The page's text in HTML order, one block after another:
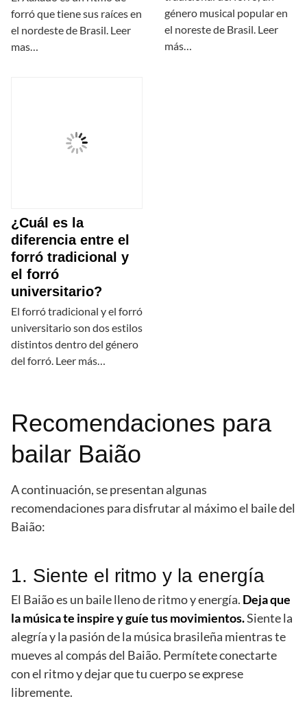
forró que tiene sus raíces en
el nordeste de Brasil. Leer
mas…
género musical popular en
el noreste de Brasil. Leer
más…
¿Cuál es la
diferencia entre el
forró tradicional y
el forró
universitario?
El forró tradicional y el forró
universitario son dos estilos
distintos dentro del género
del forró. Leer más…
Recomendaciones para
bailar Baião
A continuación, se presentan algunas
recomendaciones para disfrutar al máximo el baile del
Baião:
1. Siente el ritmo y la energía
El Baião es un baile lleno de ritmo y energía. Deja que
la música te inspire y guíe tus movimientos.Siente la
alegría y la pasión de la música brasileña mientras te
mueves al compás del Baião. Permítete conectarte
con el ritmo y dejar que tu cuerpo se exprese
libremente.